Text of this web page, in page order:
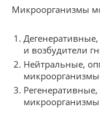
Микроорганизмы
и возбудители
Нейтральные,